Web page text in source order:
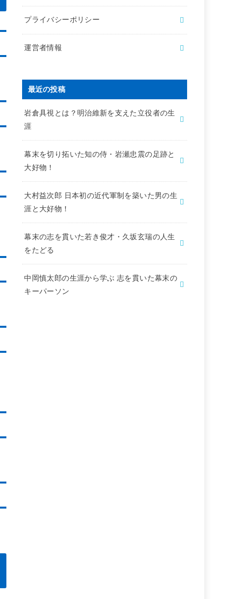
プライバシーポリシー
運営者情報
最近の投稿
岩倉具視とは？明治維新を支えた立役者の生
涯
幕末を切り拓いた知の侍・岩瀬忠震の足跡と
大好物！
大村益次郎 日本初の近代軍制を築いた男の生
涯と大好物！
幕末の志を貫いた若き俊才・久坂玄瑞の人生
をたどる
中岡慎太郎の生涯から学ぶ 志を貫いた幕末の
キーパーソン